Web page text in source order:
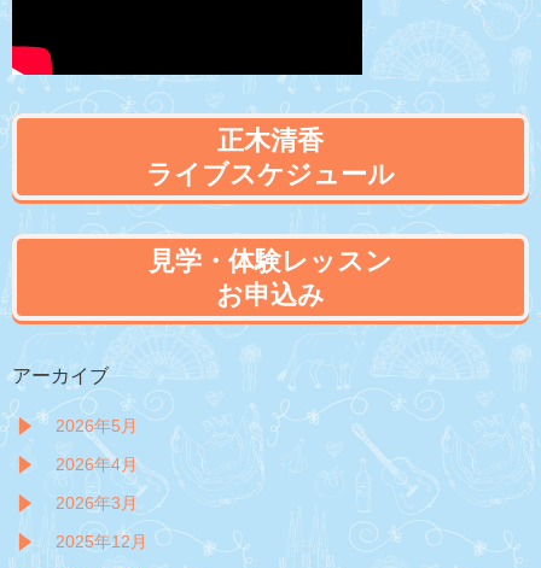
正木清香
ライブスケジュール
見学・体験レッスン
お申込み
アーカイブ
2026年5月
2026年4月
2026年3月
2025年12月